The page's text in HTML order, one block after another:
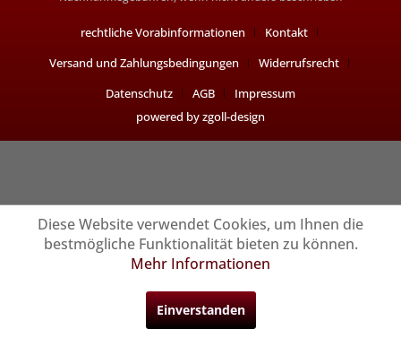
rechtliche Vorabinformationen
Kontakt
Versand und Zahlungsbedingungen
Widerrufsrecht
Datenschutz
AGB
Impressum
powered by zgoll-design
Diese Website verwendet Cookies, um Ihnen die
bestmögliche Funktionalität bieten zu können.
Mehr Informationen
Einverstanden